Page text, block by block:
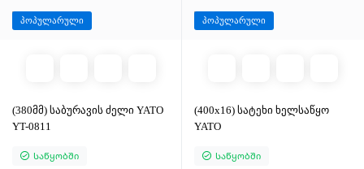
პოპულარული
(380მმ) საბურავის ძელი YATO
YT-0811
Საწყობში
პოპულარული
(400x16) სატეხი ხელსაწყო
YATO
Საწყობში